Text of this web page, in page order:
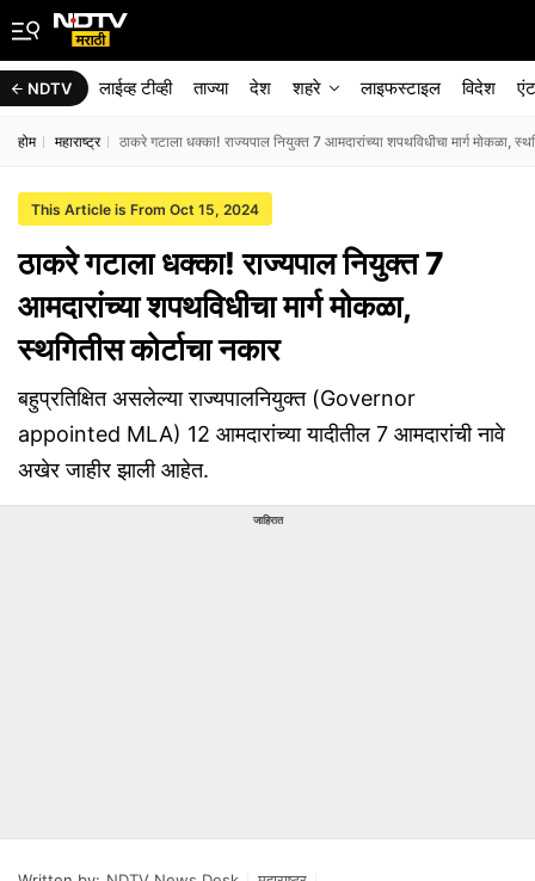
NDTV लाईव्ह टीव्ही ताज्या देश शहरे लाइफस्टाइल विदेश
होम महाराष्ट्र ठाकरे गटाला धक्का! राज्यपाल नियुक्त 7 आमदारांच्या शपथविधीचा मार्ग मोकळा,
This Article is From Oct 15, 2024
ठाकरे गटाला धक्का! राज्यपाल नियुक्त 7
आमदारांच्या शपथविधीचा मार्ग मोकळा,
स्थगितीस कोर्टाचा नकार
बहुप्रतिक्षित असलेल्या राज्यपालनियुक्त (Governor
appointed MLA) 12 आमदारांच्या यादीतील 7 आमदारांची नावे
अखेर जाहीर झाली आहेत.
जाहिरात